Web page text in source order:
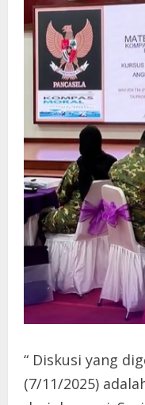
“ Diskusi yang
(7/11/2025)